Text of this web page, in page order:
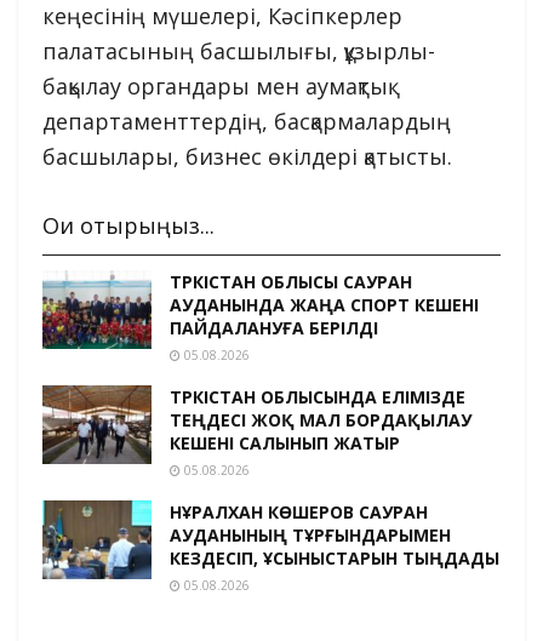
кеңесінің мүшелері, Кәсіпкерлер
палатасының басшылығы, құзырлы-
бақылау органдары мен аумақтық
департаменттердің, басқармалардың
басшылары, бизнес өкілдері қатысты.
Оқи отырыңыз...
ТҮРКІСТАН ОБЛЫСЫ САУРАН
АУДАНЫНДА ЖАҢА СПОРТ КЕШЕНІ
ПАЙДАЛАНУҒА БЕРІЛДІ
05.08.2026
ТҮРКІСТАН ОБЛЫСЫНДА ЕЛІМІЗДЕ
ТЕҢДЕСІ ЖОҚ МАЛ БОРДАҚЫЛАУ
КЕШЕНІ САЛЫНЫП ЖАТЫР
05.08.2026
НҰРАЛХАН КӨШЕРОВ САУРАН
АУДАНЫНЫҢ ТҰРҒЫНДАРЫМЕН
КЕЗДЕСІП, ҰСЫНЫСТАРЫН ТЫҢДАДЫ
05.08.2026